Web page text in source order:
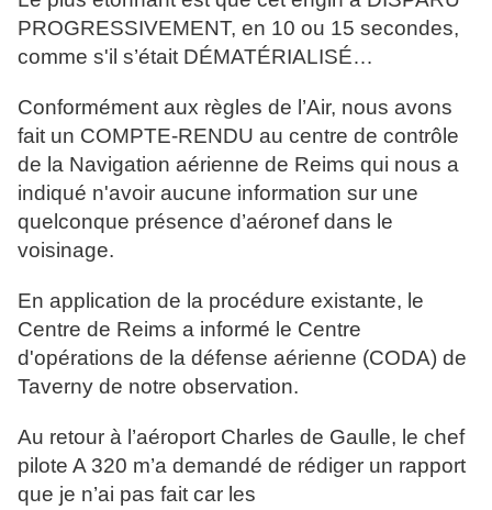
PROGRESSIVEMENT, en 10 ou 15 secondes,
comme s'il s’était DÉMATÉRIALISÉ…
Conformément aux règles de l’Air, nous avons
fait un COMPTE-RENDU au centre de contrôle
de la Navigation aérienne de Reims qui nous a
indiqué n'avoir aucune information sur une
quelconque présence d’aéronef dans le
voisinage.
En application de la procédure existante, le
Centre de Reims a informé le Centre
d'opérations de la défense aérienne (CODA) de
Taverny de notre observation.
Au retour à l’aéroport Charles de Gaulle, le chef
pilote A 320 m’a demandé de rédiger un rapport
que je n’ai pas fait car les